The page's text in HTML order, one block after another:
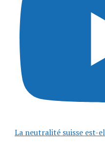
La neutralité suisse est-